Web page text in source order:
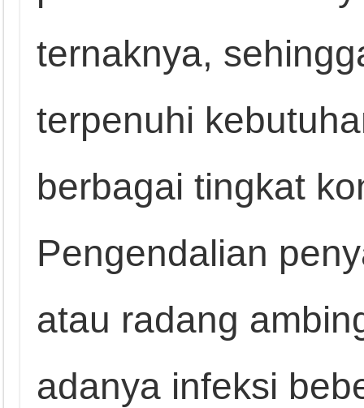
ternaknya,
terpenuhi
berbagai tingkat
Pengendalian
atau radang
adanya infeksi